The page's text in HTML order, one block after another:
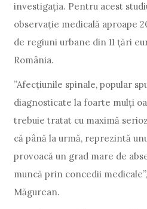
investigația. Pentru acest
observație medicală aproape
de regiuni urbane din 11 țări
România.
”Afecțiunile spinale, popular
diagnosticate la foarte mulți
trebuie tratat cu maximă
că până la urmă, reprezintă
provoacă un grad mare de
muncă prin concedii
Măgurean.